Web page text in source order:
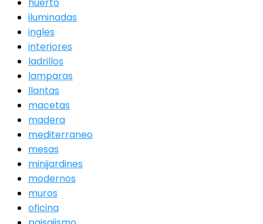
huerto
iluminadas
ingles
interiores
ladrillos
lamparas
llantas
macetas
madera
mediterraneo
mesas
minijardines
modernos
muros
oficina